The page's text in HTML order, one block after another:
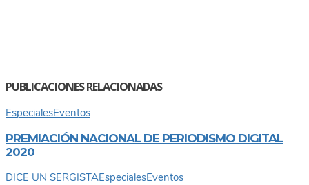
PUBLICACIONES RELACIONADAS
EspecialesEventos
PREMIACIÓN NACIONAL DE PERIODISMO DIGITAL
2020
DICE UN SERGISTAEspecialesEventos